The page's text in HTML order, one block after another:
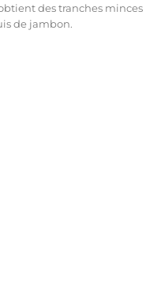
des tranches minces
de jambon.